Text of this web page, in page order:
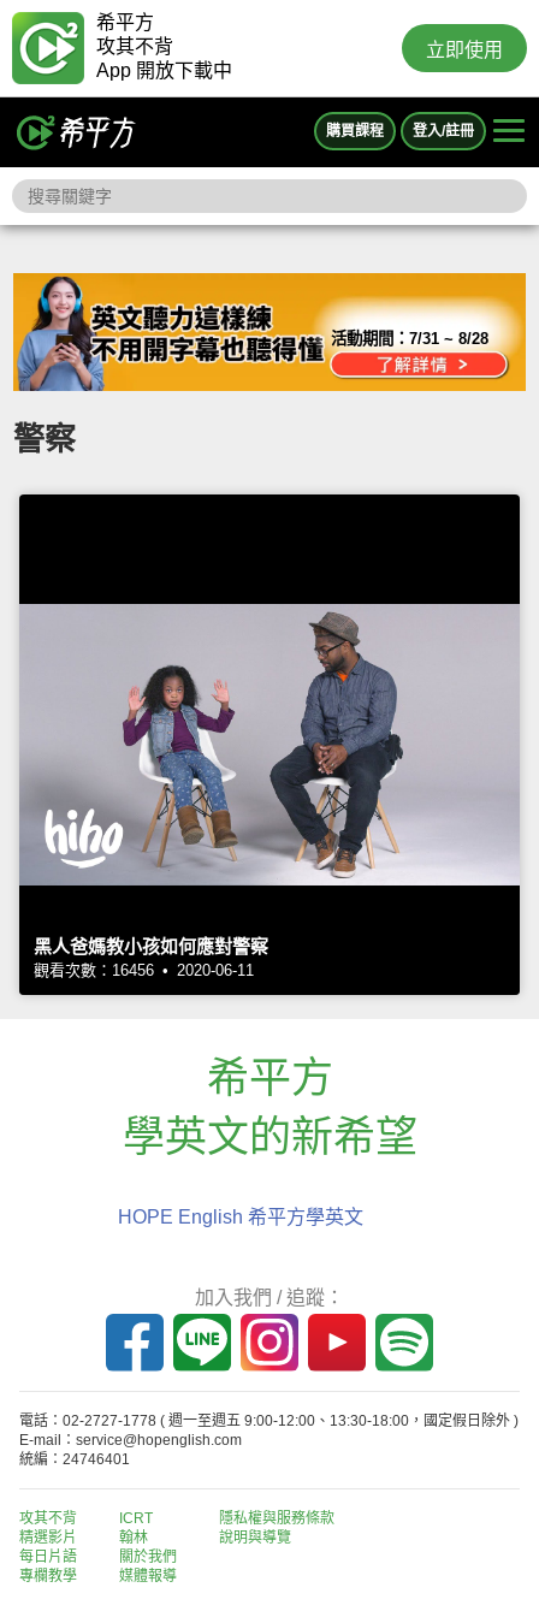
希平方
攻其不背
App 開放下載中
立即使用
購買課程 登入/註冊
活動期間：7/31 ~ 8/28
警察
黑人爸媽教小孩如何應對警察
觀看次數：16456 • 2020-06-11
希平方
學英文的新希望
HOPE English 希平方學英文
加入我們 / 追蹤：
電話：02-2727-1778 ( 週一至週五 9:00-12:00、13:30-18:00，國定假日除外 )
E-mail：service@hopenglish.com
統編：24746401
攻其不背
精選影片
每日片語
專欄教學
ICRT
翰林
關於我們
媒體報導
隱私權與服務條款
說明與導覽